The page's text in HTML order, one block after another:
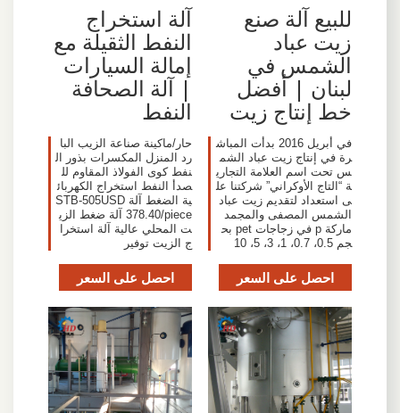
للبيع آلة صنع
زيت عباد
الشمس في
لبنان | أفضل
خط إنتاج زيت
في أبريل 2016 بدأت المباش
رة في إنتاج زيت عباد الشم
س تحت اسم العلامة التجاري
ة “التاج الأوكراني” شركتنا عل
ى استعداد لتقديم زيت عباد
الشمس المصفى والمجمد
ماركة p في زجاجات pet بح
جم 0.5، 0.7، 1، 3، 5، 10
احصل على السعر
آلة استخراج
النفط الثقيلة مع
إمالة السيارات
| آلة الصحافة
النفط
حار/ماكينة صناعة الزيب البا
رد المنزل المكسرات بذور ال
نفط كوى الفولاذ المقاوم لل
صدأ النفط استخراج الكهربائ
ية الضغط آلة STB-505USD
378.40/piece آلة ضغط الزي
ت المحلي عالية آلة استخرا
ج الزيت توفير
احصل على السعر